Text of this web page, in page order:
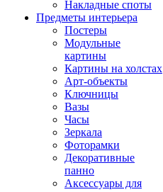
Накладные споты
Предметы интерьера
Постеры
Модульные
картины
Картины на холстах
Арт-объекты
Ключницы
Вазы
Часы
Зеркала
Фоторамки
Декоративные
панно
Аксессуары для